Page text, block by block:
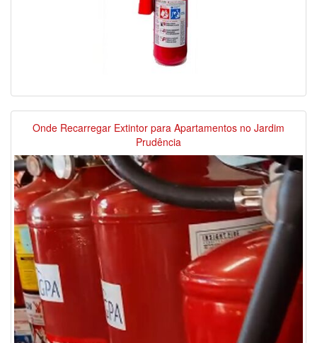
Onde Recarregar Extintor para Apartamentos no Jardim
Prudência